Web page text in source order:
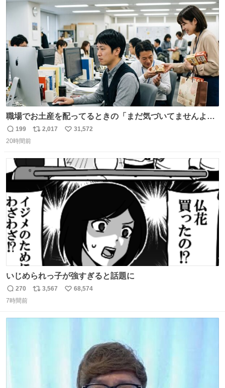
ト
数
数
職場でお土産を配ってるときの「まだ気づいてませんよ」
的な演技が毎回シンドい。
返
信
199
リ
ト
数
2,017
い
数
31,572
20時間前
いじめられっ子が強すぎると話題に
返
信
270
リ
3,567
い
68,574
7時間前